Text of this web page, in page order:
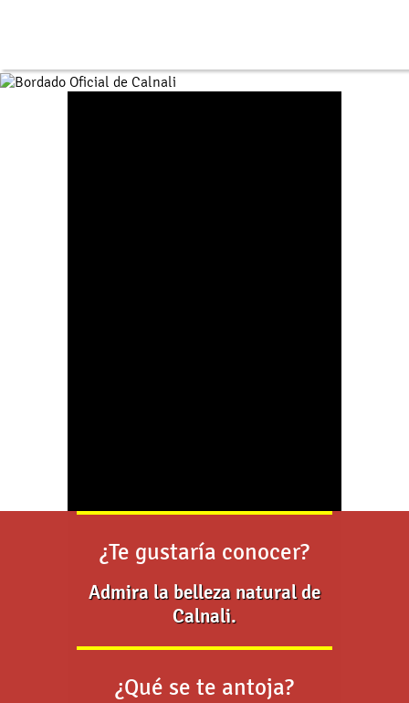
¿Te gustaría conocer?
Admira la belleza natural de
Calnali.
¿Qué se te antoja?